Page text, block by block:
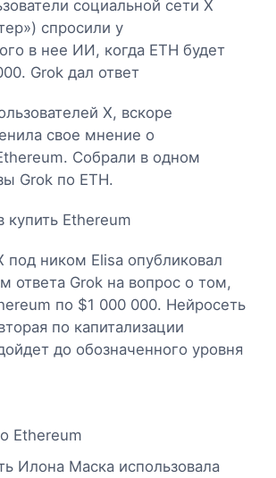
социальной сети X
спросили у
в нее ИИ, когда ETH будет
Grok дал ответ
X, вскоре
свое мнение о
Собрали в одном
Grok по ETH.
купить Ethereum
под ником Elisa опубликовал
ответа Grok на вопрос о том,
по $1 000 000. Нейросеть
по капитализации
до обозначенного уровня
Ethereum
Илона Маска использовала